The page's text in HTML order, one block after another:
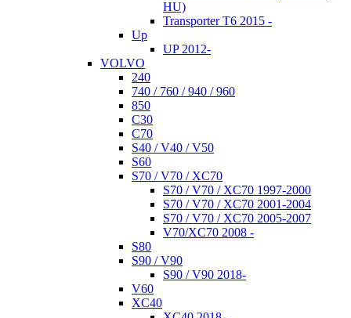
HU)
Transporter T6 2015 -
Up
UP 2012-
VOLVO
240
740 / 760 / 940 / 960
850
C30
C70
S40 / V40 / V50
S60
S70 / V70 / XC70
S70 / V70 / XC70 1997-2000
S70 / V70 / XC70 2001-2004
S70 / V70 / XC70 2005-2007
V70/XC70 2008 -
S80
S90 / V90
S90 / V90 2018-
V60
XC40